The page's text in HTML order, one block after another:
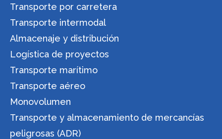
Transporte por carretera
Transporte intermodal
Almacenaje y distribución
Logística de proyectos
Transporte marítimo
Transporte aéreo
Monovolumen
Transporte y almacenamiento de mercancías
peligrosas (ADR)